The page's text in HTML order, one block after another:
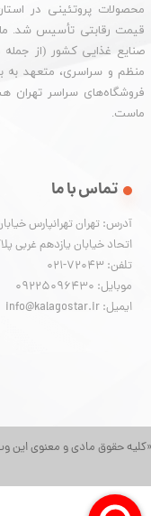
حقوق مادی و معنوی این
محصولات پروتئینی در
قیمت رقابتی تأسیس شد. ما
صنایع غذایی کشور (از
منظم و سراسری، متعهد به
فروشگاه‌های سراسر تهران
ماست.
تماس با ما
آدرس: تهران تهرانپارس
اتحاد خیابان یازدهم غربی
تلفن: 72043-021
موبایل: 09225096430
ایمیل: info@kalagostar.ir